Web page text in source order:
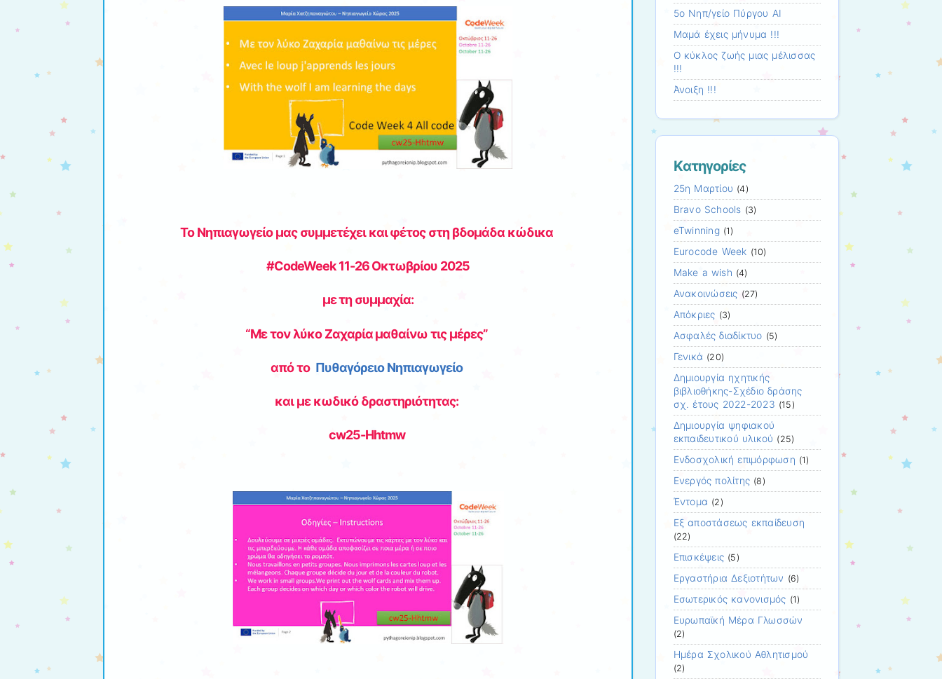
Το Νηπιαγωγείο μαςσυμμετέχει και φέτοςστη βδομάδα κώδικα
#CodeWeek 11-26 Οκτωβρίου 2025
με τη συμμαχία:
“Με τον λύκο Ζαχαρία μαθαίνω τις μέρες”
από το Πυθαγόρειο Νηπιαγωγείο
και με κωδικό δραστηριότητας:
cw25-Hhtmw
5o Νηπ/γείο Πύργου AI
Μαμά έχεις μήνυμα !!!
Ο κύκλος ζωής μιας μέλισσας
!!!
Άνοιξη !!!
Kατηγορίες
25η Μαρτίου (4)
Bravo Schools (3)
eTwinning(1)
Eurocode Week (10)
Make a wish (4)
Ανακοινώσεις (27)
Απόκριες (3)
Ασφαλές διαδίκτυο (5)
Γενικά (20)
Δημιουργία ηχητικής
βιβλιοθήκης-Σχέδιο δράσης
σχ. έτους 2022-2023 (15)
Δημιουργία ψηφιακού
εκπαιδευτικού υλικού (25)
Ενδοσχολική επιμόρφωση (1)
Ενεργός πολίτης (8)
Έντομα (2)
Εξ αποστάσεως εκπαίδευση
(22)
Επισκέψεις (5)
Εργαστήρια Δεξιοτήτων (6)
Εσωτερικός κανονισμός (1)
Ευρωπαϊκή Μέρα Γλωσσών
(2)
Ημέρα Σχολικού Αθλητισμού
(2)